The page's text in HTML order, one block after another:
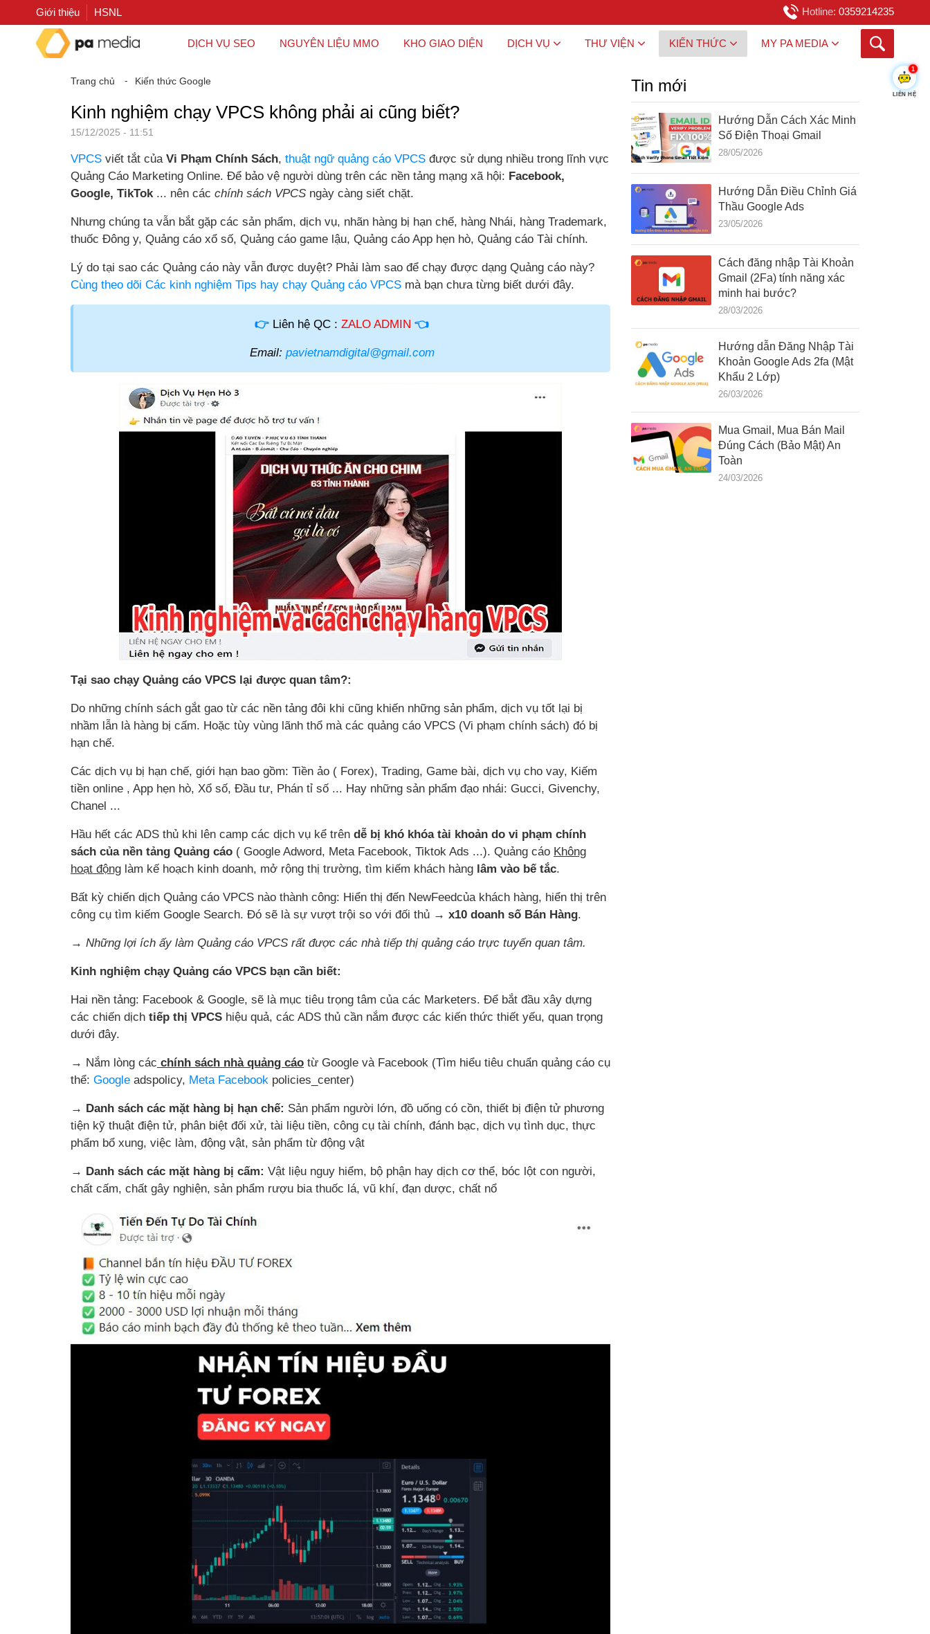
Giới thiệu HSNL Hotline: 0359214235
DỊCH VỤ SEO NGUYÊN LIỆU MMO KHO GIAO DIỆN DỊCH VỤ THƯ VIỆN KIẾN THỨC MY PA MEDIA
Trang chủ ⁃ Kiến thức Google
Kinh nghiệm chạy VPCS không phải ai cũng biết?
15/12/2025 - 11:51
VPCS viết tắt của Vi Phạm Chính Sách, thuật ngữ quảng cáo VPCS được sử dụng nhiều trong lĩnh vực
Quảng Cáo Marketing Online. Để bảo vệ người dùng trên các nền tảng mạng xã hội: Facebook,
Google, TikTok ... nên các chính sách VPCS ngày càng siết chặt.
Nhưng chúng ta vẫn bắt gặp các sản phẩm, dịch vụ, nhãn hàng bị hạn chế, hàng Nhái, hàng Trademark,
thuốc Đông y, Quảng cáo xổ số, Quảng cáo game lậu, Quảng cáo App hẹn hò, Quảng cáo Tài chính.
Lý do tại sao các Quảng cáo này vẫn được duyệt? Phải làm sao để chạy được dạng Quảng cáo này?
Cùng theo dõi Các kinh nghiệm Tips hay chạy Quảng cáo VPCS mà bạn chưa từng biết dưới đây.
👉 Liên hệ QC : ZALO ADMIN 👈
Email: pavietnamdigital@gmail.com
Tại sao chạy Quảng cáo VPCS lại được quan tâm?:
Do những chính sách gắt gao từ các nền tảng đôi khi cũng khiến những sản phẩm, dịch vụ tốt lại bị
nhầm lẫn là hàng bị cấm. Hoặc tùy vùng lãnh thổ mà các quảng cáo VPCS (Vi phạm chính sách) đó bị
hạn chế.
Các dịch vụ bị hạn chế, giới hạn bao gồm: Tiền ảo ( Forex), Trading, Game bài, dịch vụ cho vay, Kiếm
tiền online , App hẹn hò, Xổ số, Đầu tư, Phán tỉ số ... Hay những sản phẩm đạo nhái: Gucci, Givenchy,
Chanel ...
Hầu hết các ADS thủ khi lên camp các dịch vụ kể trên dễ bị khó khóa tài khoản do vi phạm chính
sách của nền tảng Quảng cáo ( Google Adword, Meta Facebook, Tiktok Ads ...). Quảng cáo Không
hoạt động làm kế hoạch kinh doanh, mở rộng thị trường, tìm kiếm khách hàng lâm vào bế tắc.
Bất kỳ chiến dịch Quảng cáo VPCS nào thành công: Hiển thị đến NewFeedcủa khách hàng, hiển thị trên
công cụ tìm kiếm Google Search. Đó sẽ là sự vượt trội so với đối thủ → x10 doanh số Bán Hàng.
→ Những lợi ích ấy làm Quảng cáo VPCS rất được các nhà tiếp thị quảng cáo trực tuyến quan tâm.
Kinh nghiệm chạy Quảng cáo VPCS bạn cần biết:
Hai nền tảng: Facebook & Google, sẽ là mục tiêu trọng tâm của các Marketers. Để bắt đầu xây dựng
các chiến dịch tiếp thị VPCS hiệu quả, các ADS thủ cần nắm được các kiến thức thiết yếu, quan trọng
dưới đây.
→ Nắm lòng các chính sách nhà quảng cáo từ Google và Facebook (Tìm hiểu tiêu chuẩn quảng cáo cụ
thể: Google adspolicy, Meta Facebook policies_center)
→ Danh sách các mặt hàng bị hạn chế: Sản phẩm người lớn, đồ uống có cồn, thiết bị điện tử phương
tiện kỹ thuật điện tử, phân biệt đối xử, tài liệu tiền, công cụ tài chính, đánh bạc, dịch vụ tình dục, thực
phẩm bổ xung, việc làm, động vật, sản phẩm từ động vật
→ Danh sách các mặt hàng bị cấm: Vật liệu nguy hiểm, bộ phận hay dịch cơ thể, bóc lột con người,
chất cấm, chất gây nghiện, sản phẩm rượu bia thuốc lá, vũ khí, đạn dược, chất nổ
Tin mới
Hướng Dẫn Cách Xác Minh
Số Điện Thoại Gmail
28/05/2026
Hướng Dẫn Điều Chỉnh Giá
Thầu Google Ads
23/05/2026
Cách đăng nhập Tài Khoản
Gmail (2Fa) tính năng xác
minh hai bước?
28/03/2026
Hướng dẫn Đăng Nhập Tài
Khoản Google Ads 2fa (Mật
Khẩu 2 Lớp)
26/03/2026
Mua Gmail, Mua Bán Mail
Đúng Cách (Bảo Mật) An
Toàn
24/03/2026
1
LIÊN HỆ